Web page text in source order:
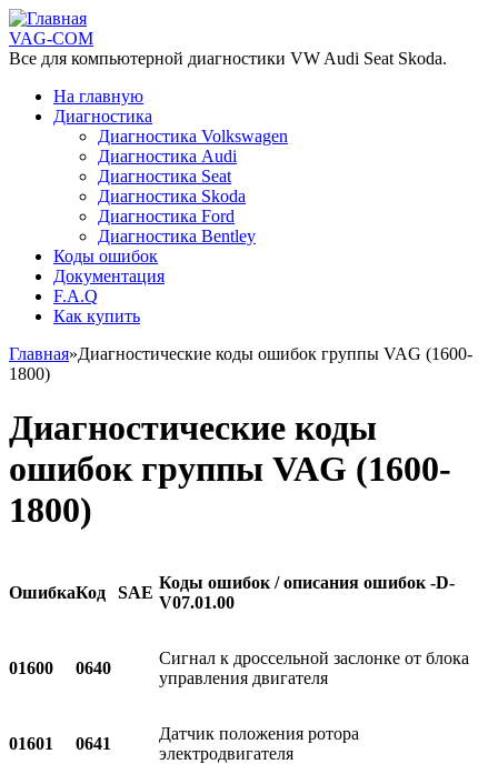
Перейти к основному содержанию
VAG-COM
Все для компьютерной диагностики VW Audi Seat Skoda.
На главную
Диагностика
Диагностика Volkswagen
Диагностика Audi
Диагностика Seat
Диагностика Skoda
Диагностика Ford
Диагностика Bentley
Коды ошибок
Документация
F.A.Q
Как купить
Вы здесь
Главная»Диагностические коды ошибок группы VAG (1600-
1800)
Диагностические коды
ошибок группы VAG (1600-
1800)
ОшибкаКод SAE
Коды ошибок / описания ошибок -D-
V07.01.00
01600 0640
Сигнал к дроссельной заслонке от блока
управления двигателя
01601 0641
Датчик положения ротора
электродвигателя